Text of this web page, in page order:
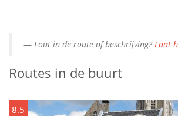
Fout in de route of beschrijving?Laat
Routes in de buurt
8.5